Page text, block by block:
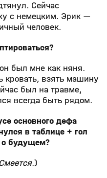
Сейчас
с немецким. Эрик —
человек.
был мне как няня.
кровать, взять машину
был на травме,
всегда быть рядом.
основного дефа
в таблице + гол
о будущем?
Смеется.)